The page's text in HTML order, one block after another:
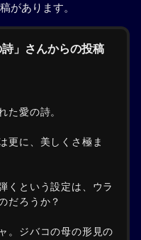
があります。
」さんからの投稿
た愛の詩。
更に、美しくさ極ま
くという設定は、ウラ
だろうか？
。ジバコの母の形見の